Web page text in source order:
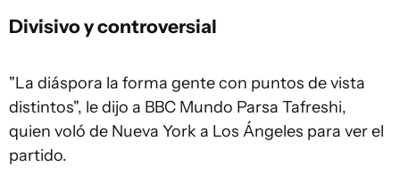
Divisivo y controversial
"La diáspora la forma gente con puntos de vista
distintos", le dijo a BBC Mundo Parsa Tafreshi,
quien voló de Nueva York a Los Ángeles para ver el
partido.